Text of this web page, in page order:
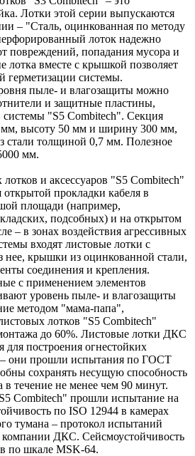
Лотки этой серии выпускаются
– "Сталь, оцинкованная по методу
лоток надежно
повреждений, попадания мусора и
лотка вместе с крышкой позволяет
герметизации системы.
пыле- и влагозащиты можно
и защитные пластины,
системы "S5 Combitech". Секция
мм, высоту 50 мм и ширину 300 мм,
стали толщиной 0,7 мм. Полезное
мм.
и аксессуаров "S5 Combitech"
открытой прокладки кабеля в
площади (например,
подсобных) и на открытом
– в зонах воздействия агрессивных
входят листовые лотки с
нее, крышки из оцинкованной стали,
соединения и крепления.
с применением элементов
уровень пыле- и влагозащиты
методом "мама-папа",
лотков "S5 Combitech"
до 60%. Листовые лотки ДКС
для построения огнестойких
они прошли испытания по ГОСТ
сохранять несущую способность
в течение не менее чем 90 минут.
Combitech" прошли испытание на
по ISO 12944 в камерах
тумана – протокол испытаний
компании ДКС. Сейсмоустойчивость
по шкале MSK-64.